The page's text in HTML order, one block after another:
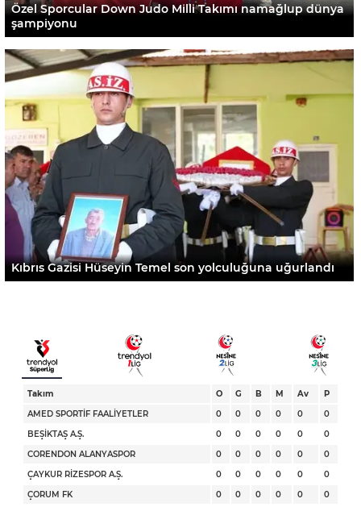
Özel Sporcular Down Judo Milli Takımı namağlup dünya
şampiyonu
Kıbrıs Gazisi Hüseyin Temel son yolculuğuna uğurlandı
Takım O G B M Av
P
AMED SPORTİF FAALİYETLER
0 0 0 0 0
0
BEŞİKTAŞ A.Ş.
0 0 0 0 0
0
CORENDON ALANYASPOR
0 0 0 0 0
0
ÇAYKUR RİZESPOR A.Ş.
0 0 0 0 0
0
ÇORUM FK
0 0 0 0 0
0